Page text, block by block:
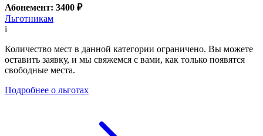
Абонемент: 3400 ₽
Льготникам
i
Количество мест в данной категории ограничено. Вы можете
оставить заявку, и мы свяжемся с вами, как только появятся
свободные места.
Подробнее о льготах